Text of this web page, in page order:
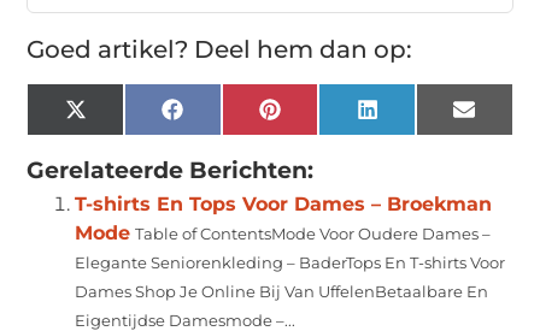
Goed artikel? Deel hem dan op:
X
(Twitter)
Facebook Pinterest LinkedIn Email
Gerelateerde Berichten:
T-shirts En Tops Voor Dames – Broekman
Mode Table of ContentsMode Voor Oudere Dames –
Elegante Seniorenkleding – BaderTops En T-shirts Voor
Dames Shop Je Online Bij Van UffelenBetaalbare En
Eigentijdse Damesmode –...